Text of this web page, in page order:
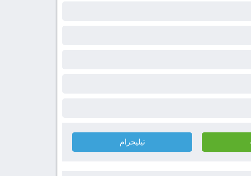
تيليجرام